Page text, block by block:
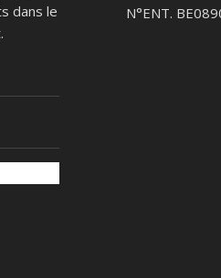
dans le
N°ENT.